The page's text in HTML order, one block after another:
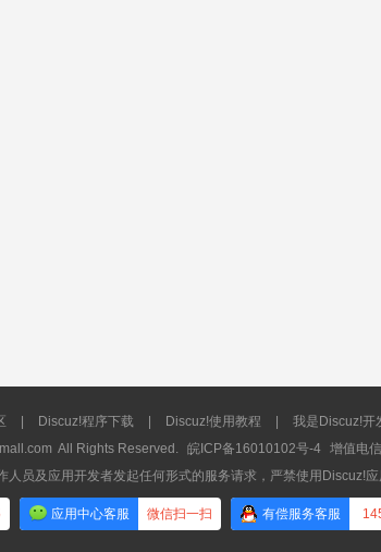
Discuz!程序下载 Discuz!使用教程 我是Discuz!开
All Rights Reserved. 皖ICP备16010102号-4
增值电
人员及应用开发者发起任何形式的服务请求，严禁使用Discuz!
应用中心客服 微信扫一扫 有偿服务客服